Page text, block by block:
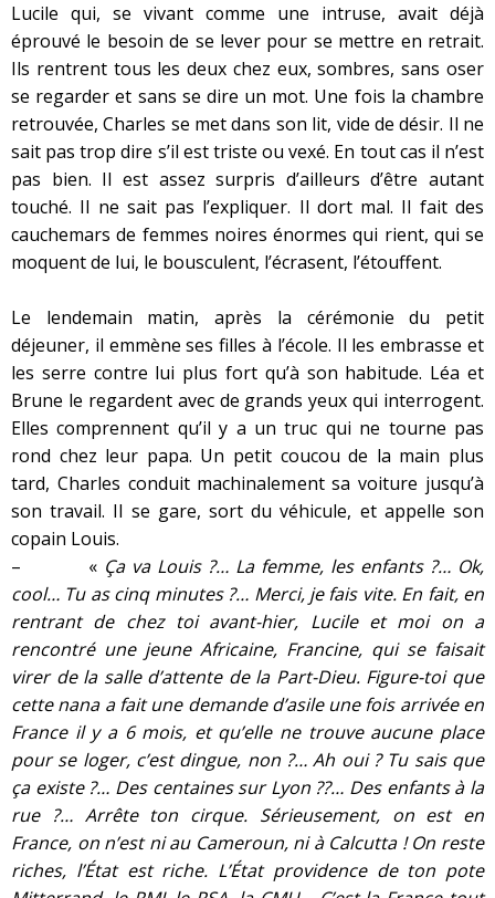
Lucile qui, se vivant comme une intruse, avait déjà
éprouvé le besoin de se lever pour se mettre en retrait.
Ils rentrent tous les deux chez eux, sombres, sans oser
se regarder et sans se dire un mot. Une fois la chambre
retrouvée, Charles se met dans son lit, vide de désir. Il ne
sait pas trop dire s’il est triste ou vexé. En tout cas il n’est
pas bien. Il est assez surpris d’ailleurs d’être autant
touché. Il ne sait pas l’expliquer. Il dort mal. Il fait des
cauchemars de femmes noires énormes qui rient, qui se
moquent de lui, le bousculent, l’écrasent, l’étouffent.
Le lendemain matin, après la cérémonie du petit
déjeuner, il emmène ses filles à l’école. Il les embrasse et
les serre contre lui plus fort qu’à son habitude. Léa et
Brune le regardent avec de grands yeux qui interrogent.
Elles comprennent qu’il y a un truc qui ne tourne pas
rond chez leur papa. Un petit coucou de la main plus
tard, Charles conduit machinalement sa voiture jusqu’à
son travail. Il se gare, sort du véhicule, et appelle son
copain Louis.
– « Ça va Louis ?… La femme, les enfants ?… Ok,
cool… Tu as cinq minutes ?… Merci, je fais vite. En fait, en
rentrant de chez toi avant-hier, Lucile et moi on a
rencontré une jeune Africaine, Francine, qui se faisait
virer de la salle d’attente de la Part-Dieu. Figure-toi que
cette nana a fait une demande d’asile une fois arrivée en
France il y a 6 mois, et qu’elle ne trouve aucune place
pour se loger, c’est dingue, non ?… Ah oui ? Tu sais que
ça existe ?… Des centaines sur Lyon ??… Des enfants à la
rue ?… Arrête ton cirque. Sérieusement, on est en
France, on n’est ni au Cameroun, ni à Calcutta ! On reste
riches, l’État est riche. L’État providence de ton pote